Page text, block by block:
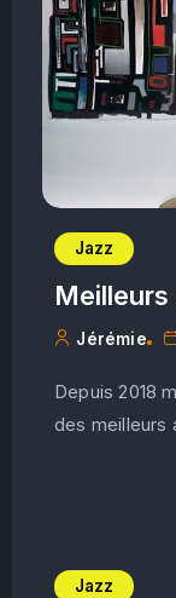
Jazz
Jérémie
Depuis 2018
des meilleurs
Jazz